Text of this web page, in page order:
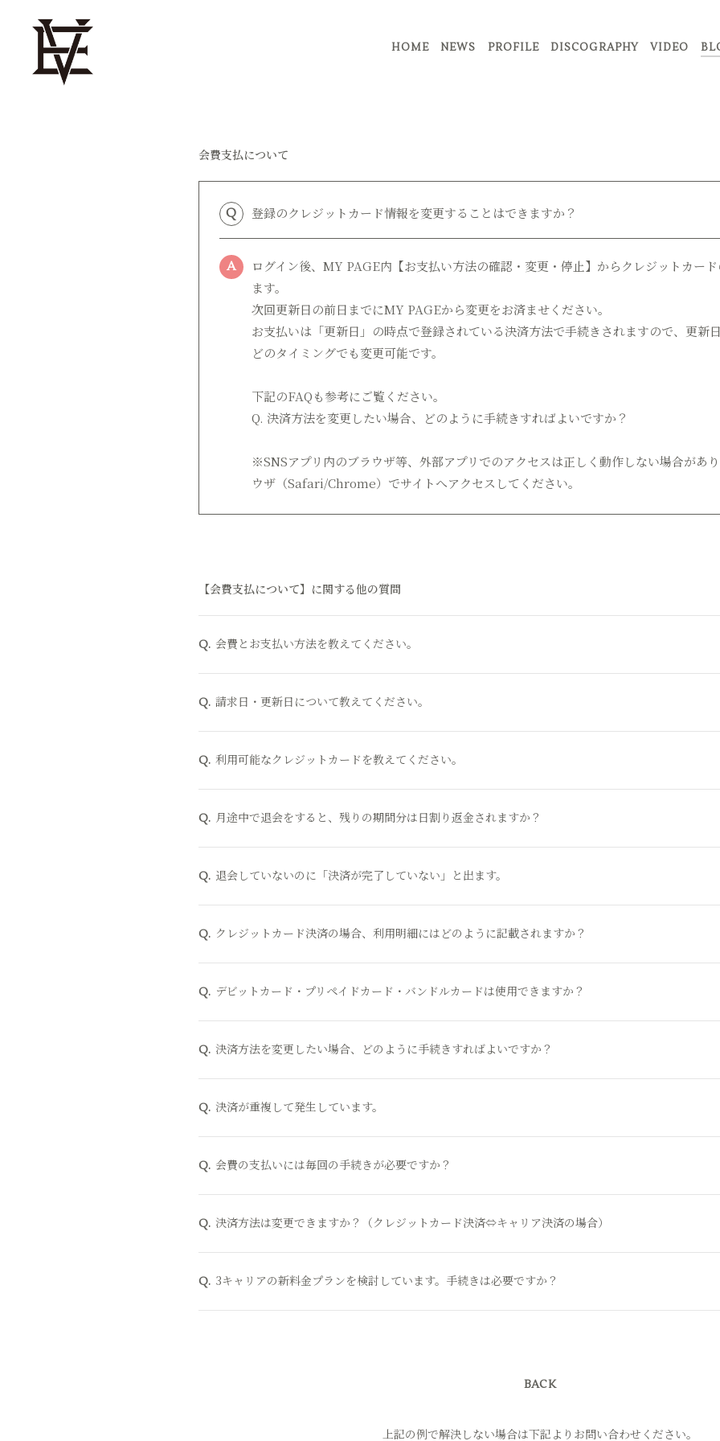
HOME NEWS PROFILE DISCOGRAPHY VIDEO
会費支払について
Q 登録のクレジットカード情報を変更することはできますか？
A
ログイン後、MY PAGE内【お支払い方法の確認・変更・停止】からクレジットカー
ます。
次回更新日の前日までにMY PAGEから変更をお済ませください。
お支払いは「更新日」の時点で登録されている決済方法で手続きされますので、更新
どのタイミングでも変更可能です。
下記のFAQも参考にご覧ください。
Q. 決済方法を変更したい場合、どのように手続きすればよいですか？
※SNSアプリ内のブラウザ等、外部アプリでのアクセスは正しく動作しない場合があり
ウザ（Safari/Chrome）でサイトへアクセスしてください。
【会費支払について】に関する他の質問
Q. 会費とお支払い方法を教えてください。
Q. 請求日・更新日について教えてください。
Q. 利用可能なクレジットカードを教えてください。
Q. 月途中で退会をすると、残りの期間分は日割り返金されますか？
Q. 退会していないのに「決済が完了していない」と出ます。
Q. クレジットカード決済の場合、利用明細にはどのように記載されますか？
Q. デビットカード・プリペイドカード・バンドルカードは使用できますか？
Q. 決済方法を変更したい場合、どのように手続きすればよいですか？
Q. 決済が重複して発生しています。
Q. 会費の支払いには毎回の手続きが必要ですか？
Q. 決済方法は変更できますか？（クレジットカード決済⇔キャリア決済の場合）
Q. 3キャリアの新料金プランを検討しています。手続きは必要ですか？
BACK
上記の例で解決しない場合は下記よりお問い合わせください。